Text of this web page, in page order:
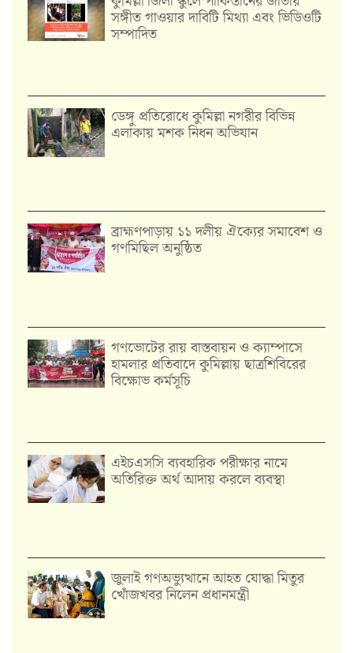
সঙ্গীত গাওয়ার দাবিটি মিথ্যা এবং ভিডিওটি
সম্পাদিত
ডেঙ্গু প্রতিরোধে কুমিল্লা নগরীর বিভিন্ন
এলাকায় মশক নিধন অভিযান
‎ব্রাহ্মণপাড়ায় ১১ দলীয় ঐক্যের সমাবেশ ও
গণমিছিল অনুষ্ঠিত
গণভোটের রায় বাস্তবায়ন ও ক্যাম্পাসে
হামলার প্রতিবাদে কুমিল্লায় ছাত্রশিবিরের
বিক্ষোভ কর্মসূচি
এইচএসসি ব্যবহারিক পরীক্ষার নামে
অতিরিক্ত অর্থ আদায় করলে ব্যবস্থা
জুলাই গণঅভ্যুত্থানে আহত যোদ্ধা মিতুর
খোঁজখবর নিলেন প্রধানমন্ত্রী